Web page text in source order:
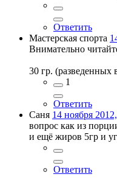
Ответить
Мастерская спорта
Внимательно
30 гр.
1
Ответить
Саня 14 ноября
вопрос как из
и ещё жиров 5гр и
Ответить